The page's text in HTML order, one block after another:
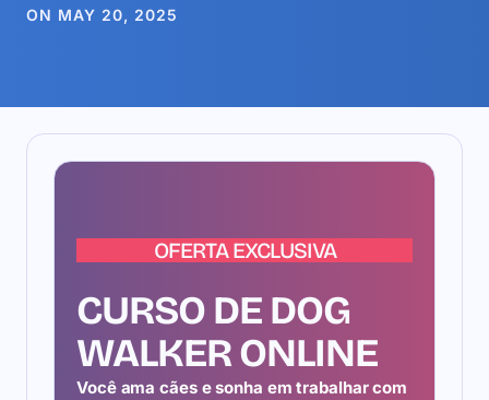
ON MAY 20, 2025
OFERTA EXCLUSIVA
CURSO DE DOG
WALKER ONLINE
Você ama cães e sonha em trabalhar com